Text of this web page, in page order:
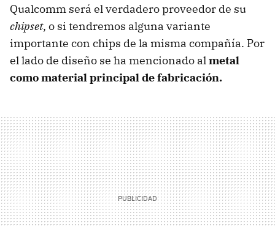
Qualcomm será el verdadero proveedor de su
chipset, o si tendremos alguna variante
importante con chips de la misma compañía. Por
el lado de diseño se ha mencionado almetal
como material principal de fabricación.